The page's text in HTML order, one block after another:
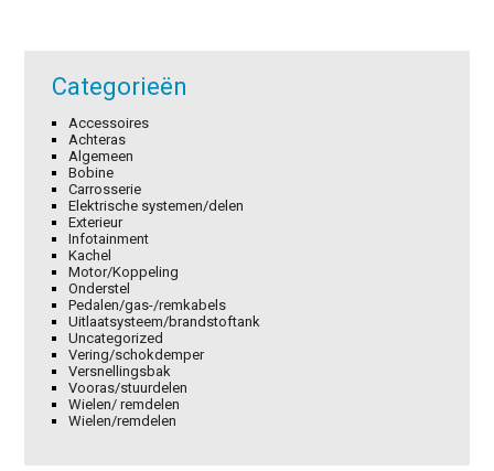
Categorieën
Accessoires
Achteras
Algemeen
Bobine
Carrosserie
Elektrische systemen/delen
Exterieur
Infotainment
Kachel
Motor/Koppeling
Onderstel
Pedalen/gas-/remkabels
Uitlaatsysteem/brandstoftank
Uncategorized
Vering/schokdemper
Versnellingsbak
Vooras/stuurdelen
Wielen/ remdelen
Wielen/remdelen